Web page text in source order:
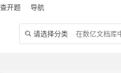
查开题 导航
 请选择分类